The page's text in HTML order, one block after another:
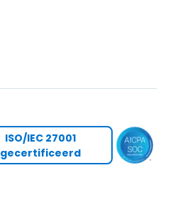
ISO/IEC 27001
gecertificeerd